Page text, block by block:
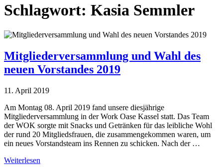
Schlagwort: Kasia Semmler
Mitgliederversammlung und Wahl des
neuen Vorstandes 2019
11. April 2019
Am Montag 08. April 2019 fand unsere diesjährige
Mitgliederversammlung in der Work Oase Kassel statt. Das Team
der WOK sorgte mit Snacks und Getränken für das leibliche Wohl
der rund 20 Mitgliedsfrauen, die zusammengekommen waren, um
ein neues Vorstandsteam ins Rennen zu schicken. Nach der …
Weiterlesen